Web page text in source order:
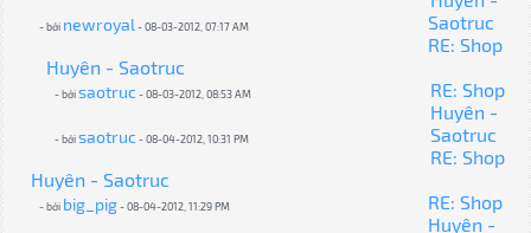
Saotruc
- bởi newroyal- 08-03-2012, 07:17 AM
RE: Shop
Huyên - Saotruc
- bởisaotruc- 08-03-2012, 08:53 AM
RE: Shop
Huyên -
Saotruc
- bởisaotruc- 08-04-2012, 10:31 PM
RE: Shop
Huyên - Saotruc
- bởi big_pig- 08-04-2012, 11:29 PM
RE: Shop
Huyên -